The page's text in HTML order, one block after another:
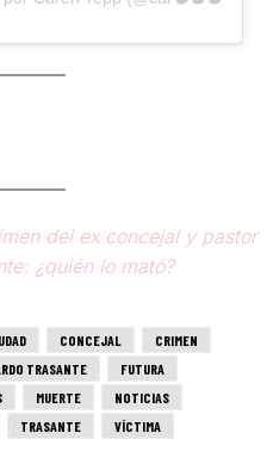
del ex concejal y pastor
¿quién lo mató?
CONCEJAL
CRIMEN
TRASANTE
FUTURA
MUERTE
NOTICIAS
TRASANTE
VÍCTIMA